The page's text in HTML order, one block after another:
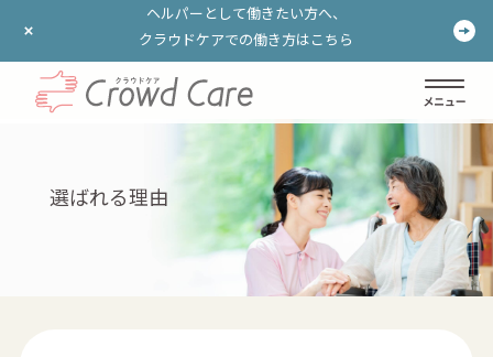
ヘルパーとして働きたい方へ、
クラウドケアでの働き方はこちら
ヘルパーとして働きたい方へ、
クラウドケアでの働き方はこちら
選ばれる理由